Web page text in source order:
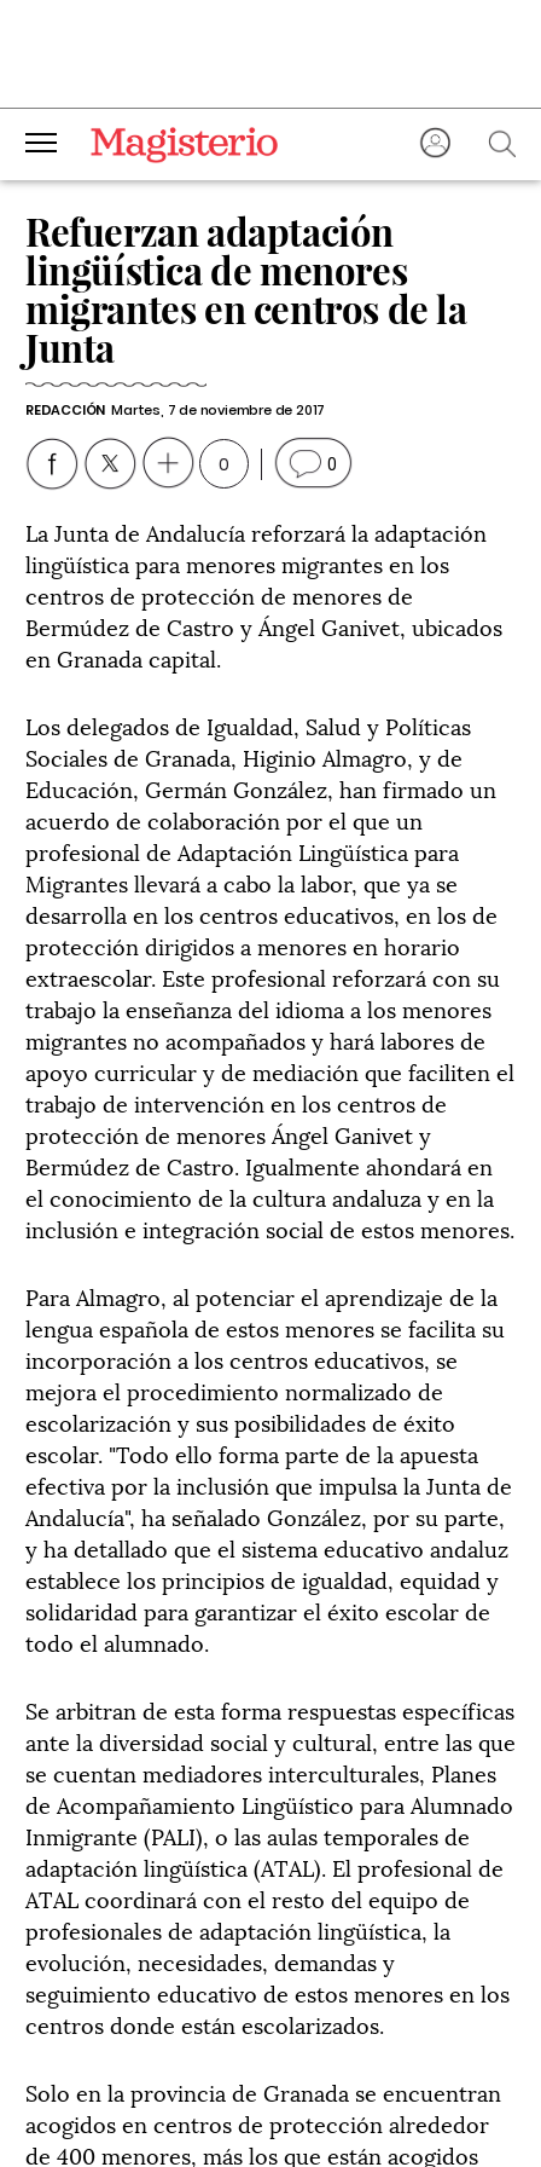
Refuerzan adaptación
lingüística de menores
migrantes en centros de la
Junta
REDACCIÓN Martes, 7 de noviembre de 2017
0 0
La Junta de Andalucía reforzará la adaptación
lingüística para menores migrantes en los
centros de protección de menores de
Bermúdez de Castro y Ángel Ganivet, ubicados
en Granada capital.
Los delegados de Igualdad, Salud y Políticas
Sociales de Granada, Higinio Almagro, y de
Educación, Germán González, han firmado un
acuerdo de colaboración por el que un
profesional de Adaptación Lingüística para
Migrantes llevará a cabo la labor, que ya se
desarrolla en los centros educativos, en los de
protección dirigidos a menores en horario
extraescolar. Este profesional reforzará con su
trabajo la enseñanza del idioma a los menores
migrantes no acompañados y hará labores de
apoyo curricular y de mediación que faciliten el
trabajo de intervención en los centros de
protección de menores Ángel Ganivet y
Bermúdez de Castro. Igualmente ahondará en
el conocimiento de la cultura andaluza y en la
inclusión e integración social de estos menores.
Para Almagro, al potenciar el aprendizaje de la
lengua española de estos menores se facilita su
incorporación a los centros educativos, se
mejora el procedimiento normalizado de
escolarización y sus posibilidades de éxito
escolar. "Todo ello forma parte de la apuesta
efectiva por la inclusión que impulsa la Junta de
Andalucía", ha señalado González, por su parte,
y ha detallado que el sistema educativo andaluz
establece los principios de igualdad, equidad y
solidaridad para garantizar el éxito escolar de
todo el alumnado.
Se arbitran de esta forma respuestas específicas
ante la diversidad social y cultural, entre las que
se cuentan mediadores interculturales, Planes
de Acompañamiento Lingüístico para Alumnado
Inmigrante (PALI), o las aulas temporales de
adaptación lingüística (ATAL). El profesional de
ATAL coordinará con el resto del equipo de
profesionales de adaptación lingüística, la
evolución, necesidades, demandas y
seguimiento educativo de estos menores en los
centros donde están escolarizados.
Solo en la provincia de Granada se encuentran
acogidos en centros de protección alrededor
de 400 menores, más los que están acogidos